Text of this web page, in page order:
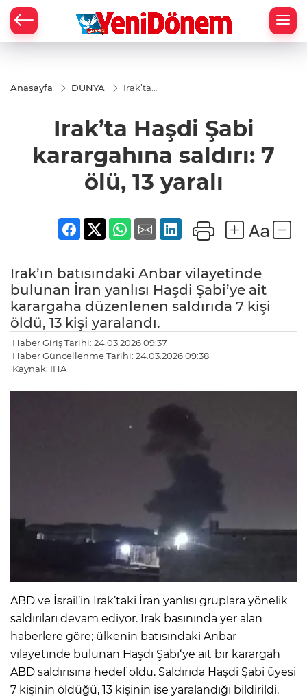
Anasayfa DÜNYA
Irak’ta
saldırı: 7 ölü,
13 yaralı
Irak’ta Haşdi Şabi
karargahına saldırı: 7
ölü, 13 yaralı
Irak’ın batısındaki Anbar vilayetinde
bulunan İran yanlısı Haşdi Şabi’ye ait
karargaha düzenlenen saldırıda 7 kişi
öldü, 13 kişi yaralandı.
Haber Giriş Tarihi: 24.03.2026 09:37
Haber Güncellenme Tarihi: 24.03.2026 09:38
Kaynak: İHA
ABD ve İsrail’in Irak’taki İran yanlısı gruplara yönelik
saldırıları devam ediyor. Irak basınında yer alan
haberlere göre; ülkenin batısındaki Anbar
vilayetinde bulunan Haşdi Şabi‘ye ait bir karargah
ABD saldırısına hedef oldu. Saldırıda Haşdi Şabi üyesi
7 kişinin öldüğü, 13 kişinin ise yaralandığı bildirildi.